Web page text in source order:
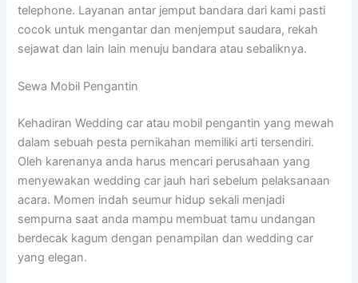
telephone. Layanan antar jemput bandara dari kami pasti
cocok untuk mengantar dan menjemput saudara, rekah
sejawat dan lain lain menuju bandara atau sebaliknya.
Sewa Mobil Pengantin
Kehadiran Wedding car atau mobil pengantin yang mewah
dalam sebuah pesta pernikahan memiliki arti tersendiri.
Oleh karenanya anda harus mencari perusahaan yang
menyewakan wedding car jauh hari sebelum pelaksanaan
acara. Momen indah seumur hidup sekali menjadi
sempurna saat anda mampu membuat tamu undangan
berdecak kagum dengan penampilan dan wedding car
yang elegan.